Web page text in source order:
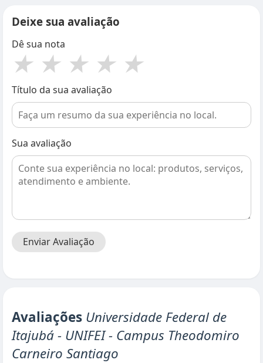
Deixe sua avaliação
Dê sua nota
★ ★ ★ ★ ★
Título da sua avaliação
Sua avaliação
Enviar Avaliação
Avaliações Universidade Federal de
Itajubá - UNIFEI - Campus Theodomiro
Carneiro Santiago